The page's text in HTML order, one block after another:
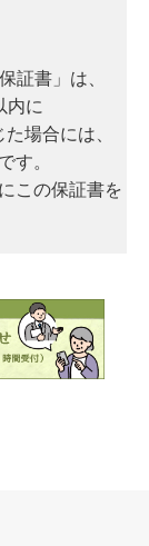
証書」は、
内に
場合には、
す。
この保証書を